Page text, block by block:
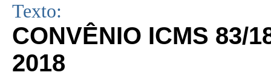
Texto:
CONVÊNIO ICMS 83/
2018